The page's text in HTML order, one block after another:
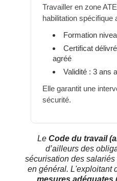
Travailler en zone
habilitation spécifique
Formation
Certificat
agréé
Validité : 3 ans
Elle garantit une
sécurité.
Le Code du travail
d’ailleurs des
sécurisation des
en général. L'exploitant
mesures adéquates